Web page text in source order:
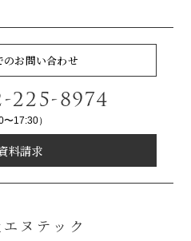
のお問い合わせ
225-8974
〜17:30）
料請求
ヌテック